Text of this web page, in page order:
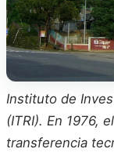
Instituto de
(ITRI). En 1976,
transferencia